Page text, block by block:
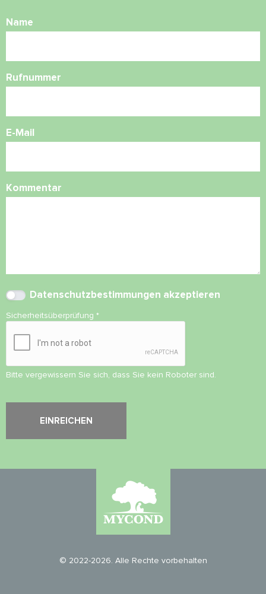
Name
Rufnummer
E-Mail
Kommentar
Datenschutzbestimmungen akzeptieren
Sicherheitsüberprüfung *
Bitte vergewissern Sie sich, dass Sie kein Roboter sind.
© 2022-2026. Alle Rechte vorbehalten